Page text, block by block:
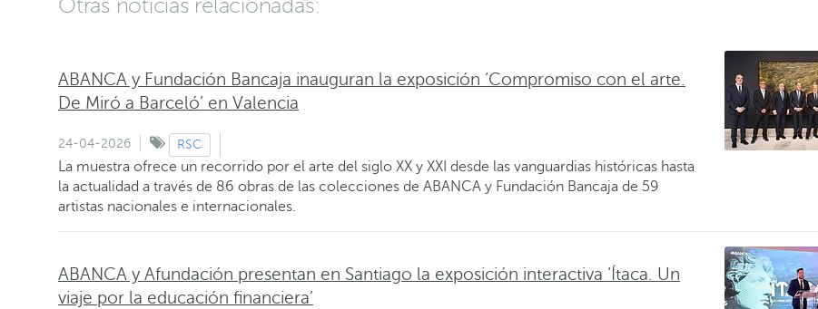
Otras noticias relacionadas:
ABANCA y Fundación Bancaja inauguran la exposición ‘Compromiso con el arte.
De Miró a Barceló’ en Valencia
24-04-2026 RSC
La muestra ofrece un recorrido por el arte del siglo XX y XXI desde las vanguardias históricas hasta
la actualidad a través de 86 obras de las colecciones de ABANCA y Fundación Bancaja de 59
artistas nacionales e internacionales.
ABANCA y Afundación presentan en Santiago la exposición interactiva ‘Ítaca. Un
viaje por la educación financiera’